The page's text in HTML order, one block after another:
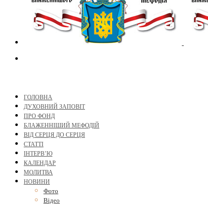
ГОЛОВНА
ДУХОВНИЙ ЗАПОВІТ
ПРО ФОНД
БЛАЖЕННІШИЙ МЕФОДІЙ
ВІД СЕРЦЯ ДО СЕРЦЯ
СТАТТІ
ІНТЕРВ’Ю
КАЛЕНДАР
МОЛИТВА
НОВИНИ
Фото
Відео